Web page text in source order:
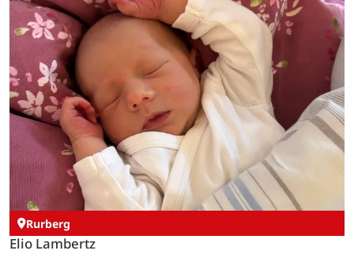
Rurberg
Elio Lambertz